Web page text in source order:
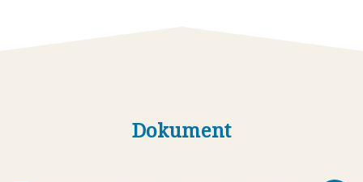
Dokument